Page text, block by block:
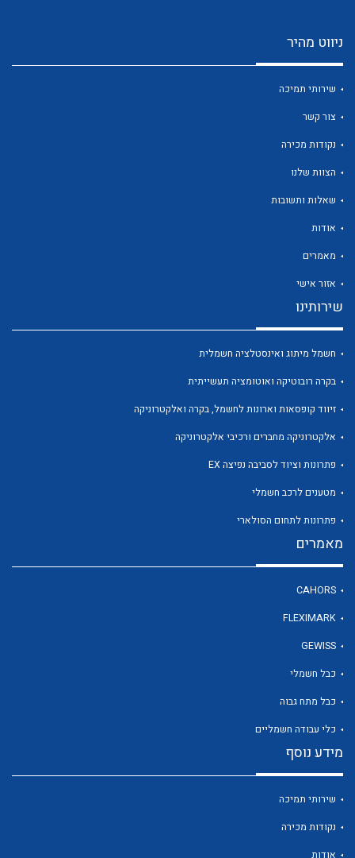
לכל מוצרי היצרן
לכל מוצרי היצרן
ניווט מהיר
שירותי תמיכה
צור קשר
נקודות מכירה
הצוות שלנו
שאלות ותשובות
אודות
מאמרים
אזור אישי
שירותינו
חשמל מיתוג ואינסטלציה חשמלית
בקרה רובוטיקה ואוטומציה תעשייתית
זיווד קופסאות וארונות לחשמל, בקרה ואלקטרוניקה
אלקטרוניקה מחברים ורכיבי אלקטרוניקה
פתרונות וציוד לסביבה נפיצה EX
מטענים לרכב חשמלי
פתרונות לתחום הסולארי
מאמרים
CAHORS
FLEXIMARK
GEWISS
כבל חשמלי
כבל מתח גבוה
כלי עבודה חשמליים
מידע נוסף
שירותי תמיכה
נקודות מכירה
אודות